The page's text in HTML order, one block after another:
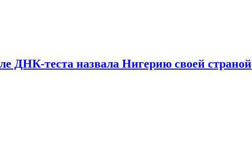
ДНК-теста назвала Нигерию своей страной